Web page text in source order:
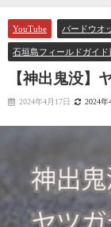
YouTube バードウオ
石垣島フィールドガイド
【神出鬼没】
2024年4月17日 2024年